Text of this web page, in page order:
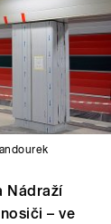
Nádraží
– ve